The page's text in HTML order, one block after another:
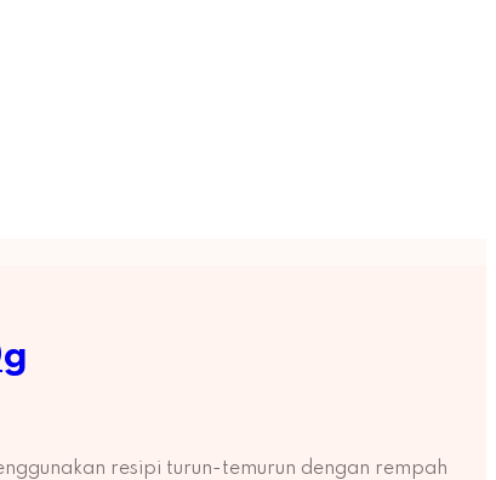
resipi turun-temurun dengan rempah